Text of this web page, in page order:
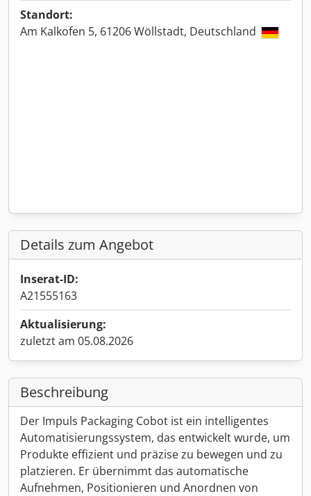
Standort:
Am Kalkofen 5, 61206 Wöllstadt, Deutschland
Details zum Angebot
Inserat-ID:
A21555163
Aktualisierung:
zuletzt am 05.08.2026
Beschreibung
Der Impuls Packaging Cobot ist ein intelligentes
Automatisierungssystem, das entwickelt wurde, um
Produkte effizient und präzise zu bewegen und zu
platzieren. Er übernimmt das automatische
Aufnehmen, Positionieren und Anordnen von